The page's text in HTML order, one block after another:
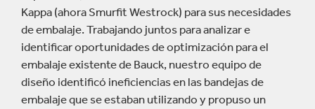
Kappa (ahora Smurfit Westrock) para sus necesidades
de embalaje. Trabajando juntos para analizar e
identificar oportunidades de optimización para el
embalaje existente de Bauck, nuestro equipo de
diseño identificó ineficiencias en las bandejas de
embalaje que se estaban utilizando y propuso un